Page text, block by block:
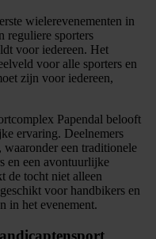
wielerevenementen in
reguliere sporters
voor iedereen. Het
voor alle sporters en
zijn voor iedereen,
Papendal belooft
ervaring. Deelnemers
een traditionele
en een avontuurlijke
de tocht niet alleen
voor handbikers en
in het evenement.